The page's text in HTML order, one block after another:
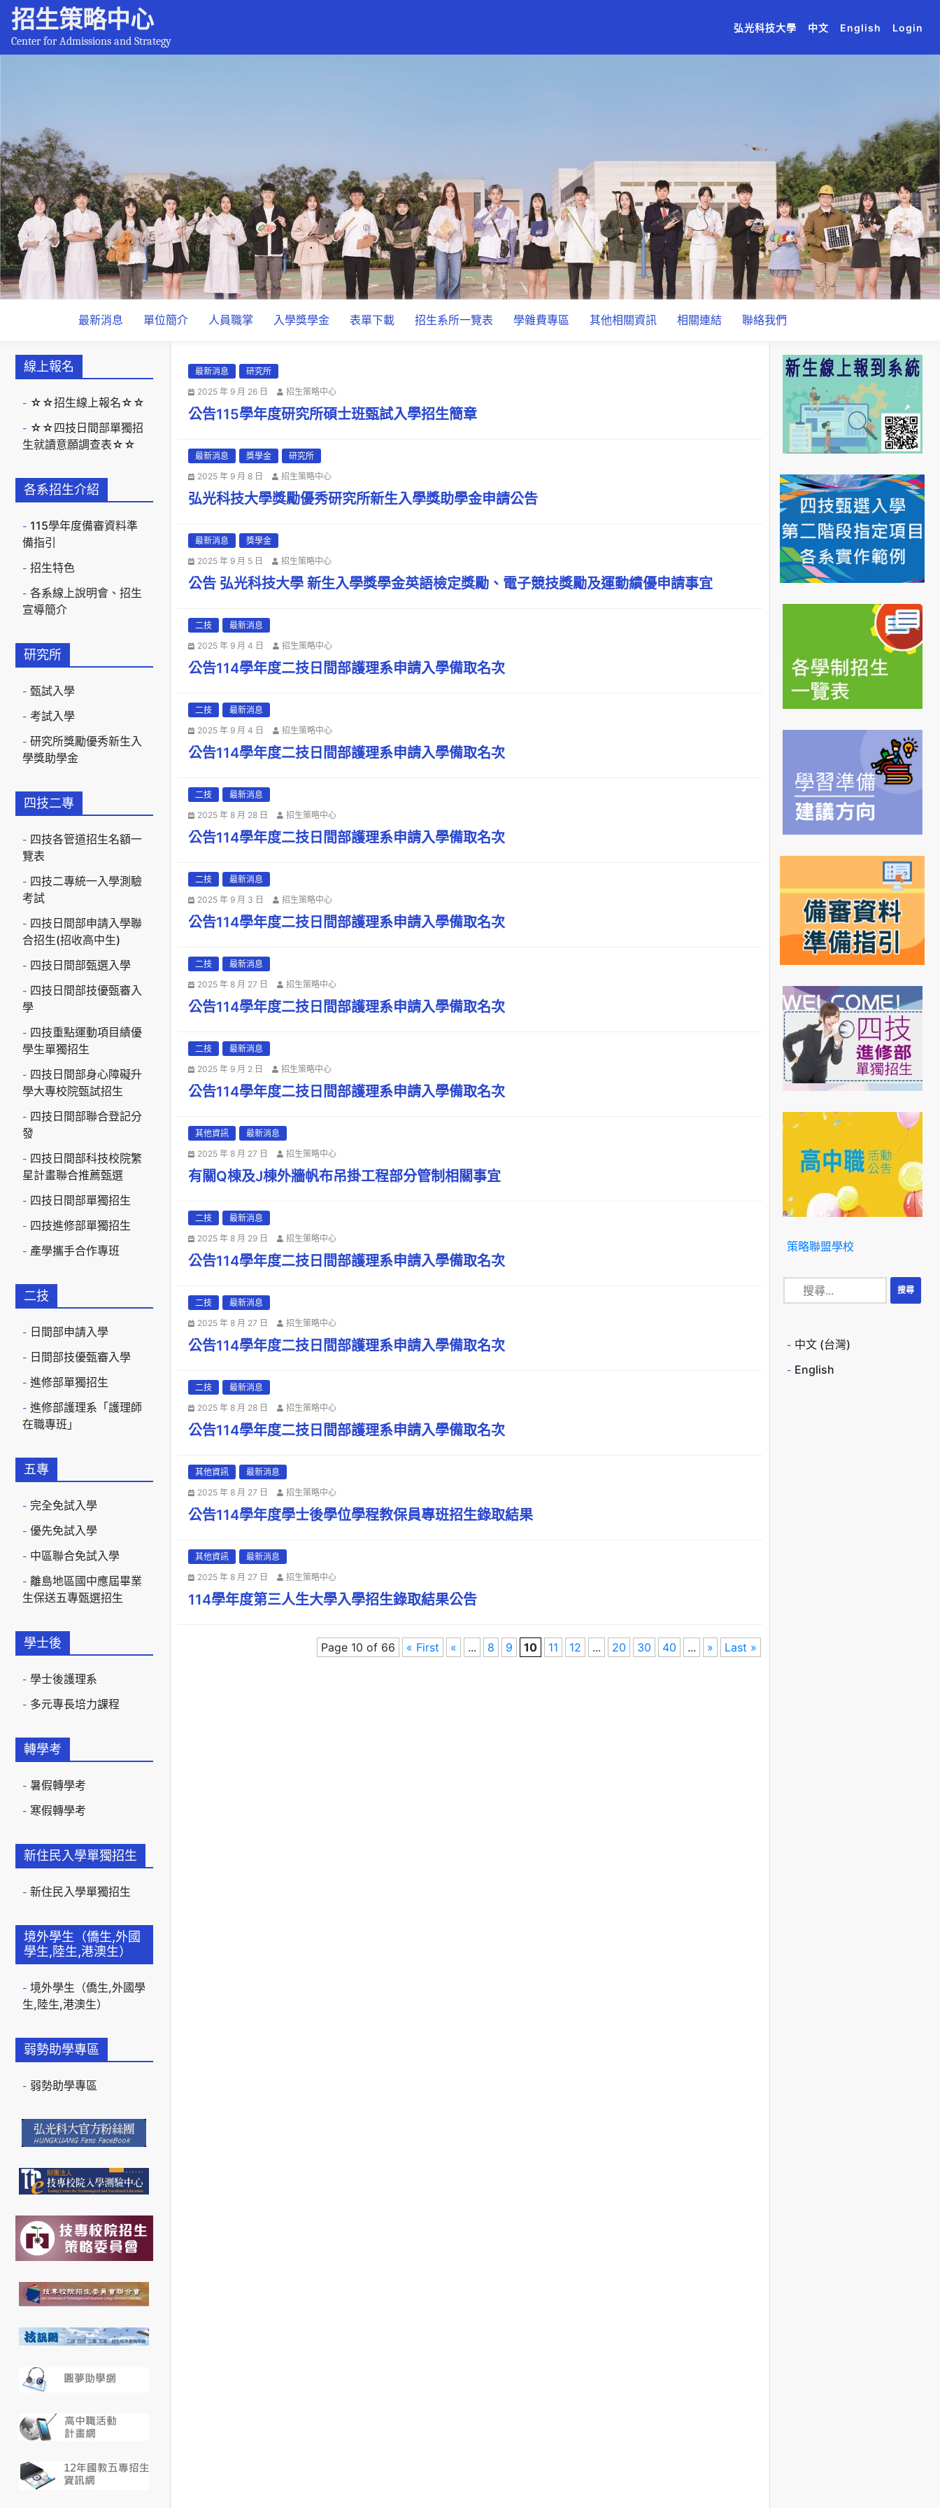
招生策略中心
Center for Admissions and Strategy
(current)
(current)
弘光科技大學 (current)
中文 (current)
English (current)
Login
最新消息 單位簡介 人員職掌 入學獎學金 表單下載 招生系所一覽表 學雜費專區 其他相關資訊 相關連結 聯絡我們
線上報名
☆☆招生線上報名☆☆
☆☆四技日間部單獨招
生就讀意願調查表☆☆
各系招生介紹
115學年度備審資料準
備指引
招生特色
各系線上說明會、招生
宣導簡介
研究所
甄試入學
考試入學
研究所獎勵優秀新生入
學獎助學金
四技二專
四技各管道招生名額一
覽表
四技二專統一入學測驗
考試
四技日間部申請入學聯
合招生(招收高中生)
四技日間部甄選入學
四技日間部技優甄審入
學
四技重點運動項目績優
學生單獨招生
四技日間部身心障礙升
學大專校院甄試招生
四技日間部聯合登記分
發
四技日間部科技校院繁
星計畫聯合推薦甄選
四技日間部單獨招生
四技進修部單獨招生
產學攜手合作專班
二技
日間部申請入學
日間部技優甄審入學
進修部單獨招生
進修部護理系「護理師
在職專班」
五專
完全免試入學
優先免試入學
中區聯合免試入學
離島地區國中應屆畢業
生保送五專甄選招生
學士後
學士後護理系
多元專長培力課程
轉學考
暑假轉學考
寒假轉學考
新住民入學單獨招生
新住民入學單獨招生
境外學生（僑生,外國
學生,陸生,港澳生）
境外學生（僑生,外國學
生,陸生,港澳生）
弱勢助學專區
弱勢助學專區
最新消息
研究所
2025 年 9 月 26 日
招生策略中心
公告115學年度研究所碩士班甄試入學招生簡章
最新消息 獎學金
研究所
2025 年 9 月 8 日
招生策略中心
弘光科技大學獎勵優秀研究所新生入學獎助學金申請公告
最新消息
獎學金
2025 年 9 月 5 日
招生策略中心
公告 弘光科技大學 新生入學獎學金英語檢定獎勵、電子競技獎勵及運動績優申請事宜
二技
最新消息
2025 年 9 月 4 日
招生策略中心
公告114學年度二技日間部護理系申請入學備取名次
二技
最新消息
2025 年 9 月 4 日
招生策略中心
公告114學年度二技日間部護理系申請入學備取名次
二技
最新消息
2025 年 8 月 28 日
招生策略中心
公告114學年度二技日間部護理系申請入學備取名次
二技
最新消息
2025 年 9 月 3 日
招生策略中心
公告114學年度二技日間部護理系申請入學備取名次
二技
最新消息
2025 年 8 月 27 日
招生策略中心
公告114學年度二技日間部護理系申請入學備取名次
二技
最新消息
2025 年 9 月 2 日
招生策略中心
公告114學年度二技日間部護理系申請入學備取名次
其他資訊
最新消息
2025 年 8 月 27 日
招生策略中心
有關Q棟及J棟外牆帆布吊掛工程部分管制相關事宜
二技
最新消息
2025 年 8 月 29 日
招生策略中心
公告114學年度二技日間部護理系申請入學備取名次
二技
最新消息
2025 年 8 月 27 日
招生策略中心
公告114學年度二技日間部護理系申請入學備取名次
二技
最新消息
2025 年 8 月 28 日
招生策略中心
公告114學年度二技日間部護理系申請入學備取名次
其他資訊
最新消息
2025 年 8 月 27 日
招生策略中心
公告114學年度學士後學位學程教保員專班招生錄取結果
其他資訊
最新消息
2025 年 8 月 27 日
招生策略中心
114學年度第三人生大學入學招生錄取結果公告
Page 10 of 66 « First « ... 8 9 10 11 12 ... 20 30 40 ... » Last »
策略聯盟學校
中文 (台灣)
English